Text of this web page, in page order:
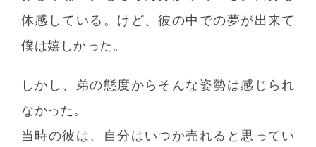
体感している。けど、彼の中での夢が出来て
僕は嬉しかった。
しかし、弟の態度からそんな姿勢は感じられ
なかった。
当時の彼は、自分はいつか売れると思ってい